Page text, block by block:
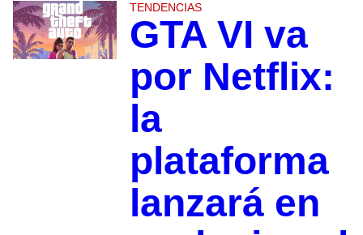
TENDENCIAS
GTA VI va
por Netflix:
la
plataforma
lanzará en